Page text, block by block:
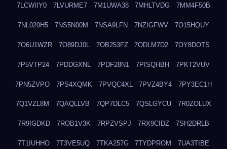
7LCWIIY0 7LVURME7 7M1UWA38 7MHLTVDG 7MM4F50B
7NL020H5 7NS5N00M 7NSA9LFN 7NZIGFWV 7O15HQUY
7O6U1WZR 7O89DJ0L 7OB253FZ 7ODLM7D2 7OY8DOTS
7P5VTP24 7PDDGXNL 7PDF28N1 7PISQHBH 7PKT2VUV
7PN5ZVPO 7PS4XQMK 7PVQC4XL 7PVZ4BY4 7PY3EC1H
7Q1VZL8M 7QAQLLVB 7QP7DLC5 7QSLGYCU 7R0ZOLUX
7R9IGDKD 7ROB1V3K 7RPZVSPJ 7RX9CIDZ 7SH2DRLB
7T1IUHHO 7T3VE5UQ 7TKA257G 7TYDPROM 7UA3TIBE